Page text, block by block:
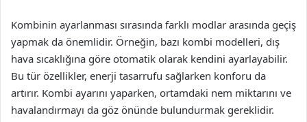
Kombinin ayarlanması sırasında farklı modlar arasında geçiş
yapmak da önemlidir. Örneğin, bazı kombi modelleri, dış
hava sıcaklığına göre otomatik olarak kendini ayarlayabilir.
Bu tür özellikler, enerji tasarrufu sağlarken konforu da
artırır. Kombi ayarını yaparken, ortamdaki nem miktarını ve
havalandırmayı da göz önünde bulundurmak gereklidir.